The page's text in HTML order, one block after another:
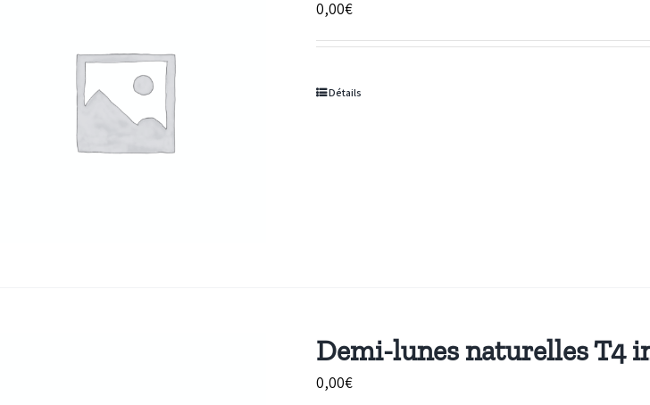
0,00€
Détails
Demi-lunes naturelles T4
0,00€